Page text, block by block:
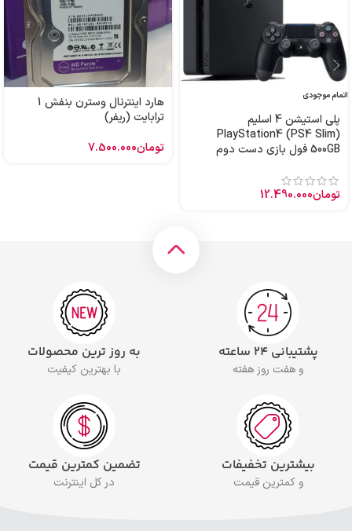
اتمام موجودی
پلی استیشن 4 اسلیم
PlayStation4 (PS4 Slim)
500GB فول بازی دست دوم
تومان12.490.000
هارد اینترنال وسترن بنفش 1
ترابایت (ریفر)
تومان7.500.000
پشتیبانی ۲۴ ساعته
و هفت روز هفته
به روز ترین محصولات
با بهترین کیفیت
بیشترین تخفیفات
و کمترین قیمت
تضمین کمترین قیمت
در کل اینترنت